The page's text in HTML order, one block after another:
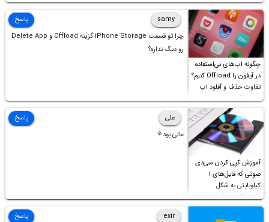
چگونه اپ‌های بی‌استفاده
در آیفون را Offload کنیم؟
تفاوت حذف و آفلود اپ
چیست؟
samy
چرا تو قسمت iPhone Storage گزینه Offload و Delete App
رو دیگ نداره؟
پاسخ
آموزش کپی کردن سی‌دی
صوتی که فایل‌های ۱
کیلوبایتی به شکل
شورت‌کات در آن موجود
است!
علی
عالی بود⚘
پاسخ
exir
پاسخ